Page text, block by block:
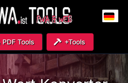
PDF Tools +Tools